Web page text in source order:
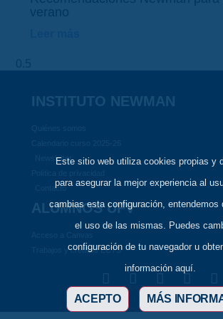
verano
INSTITUTO NEWMAN
Newsletter
Contacto
ALUMNOS UFV
Trabajos y créditos ECTS
Este sitio web utiliza cookies propias y
para asegurar la mejor experiencia al
cambias esta configuración, entendemos
el uso de las mismas. Puedes
configuración de tu navegador u
información aquí.
ACEPTO MÁS